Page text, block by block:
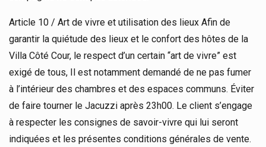
Article 10 / Art de vivre et utilisation des lieux Afin de
garantir la quiétude des lieux et le confort des hôtes de la
Villa Côté Cour, le respect d’un certain “art de vivre” est
exigé de tous, Il est notamment demandé de ne pas fumer
à l’intérieur des chambres et des espaces communs. Éviter
de faire tourner le Jacuzzi après 23h00. Le client s’engage
à respecter les consignes de savoir-vivre qui lui seront
indiquées et les présentes conditions générales de vente.